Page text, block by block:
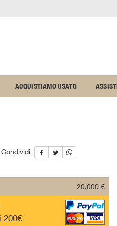
ACQUISTIAMO USATO
Condividi
20.000 €
200€